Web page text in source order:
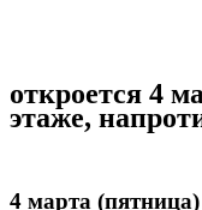
откроется 4
этаже,
4 марта (пятница)